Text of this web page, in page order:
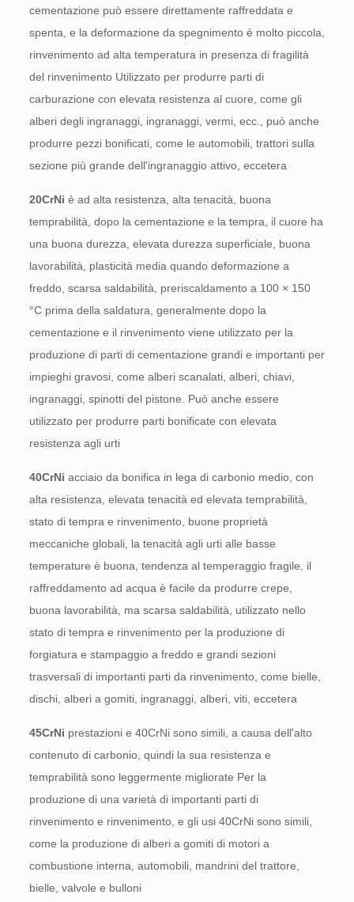
cementazione può essere direttamente raffreddata e
spenta, e la deformazione da spegnimento è molto piccola,
rinvenimento ad alta temperatura in presenza di fragilità
del rinvenimento Utilizzato per produrre parti di
carburazione con elevata resistenza al cuore, come gli
alberi degli ingranaggi, ingranaggi, vermi, ecc., può anche
produrre pezzi bonificati, come le automobili, trattori sulla
sezione più grande dell'ingranaggio attivo, eccetera
20CrNi è ad alta resistenza, alta tenacità, buona
temprabilità, dopo la cementazione e la tempra, il cuore ha
una buona durezza, elevata durezza superficiale, buona
lavorabilità, plasticità media quando deformazione a
freddo, scarsa saldabilità, preriscaldamento a 100 × 150
°C prima della saldatura, generalmente dopo la
cementazione e il rinvenimento viene utilizzato per la
produzione di parti di cementazione grandi e importanti per
impieghi gravosi, come alberi scanalati, alberi, chiavi,
ingranaggi, spinotti del pistone. Può anche essere
utilizzato per produrre parti bonificate con elevata
resistenza agli urti
40CrNi acciaio da bonifica in lega di carbonio medio, con
alta resistenza, elevata tenacità ed elevata temprabilità,
stato di tempra e rinvenimento, buone proprietà
meccaniche globali, la tenacità agli urti alle basse
temperature è buona, tendenza al temperaggio fragile, il
raffreddamento ad acqua è facile da produrre crepe,
buona lavorabilità, ma scarsa saldabilità, utilizzato nello
stato di tempra e rinvenimento per la produzione di
forgiatura e stampaggio a freddo e grandi sezioni
trasversali di importanti parti da rinvenimento, come bielle,
dischi, alberi a gomiti, ingranaggi, alberi, viti, eccetera
45CrNi prestazioni e 40CrNi sono simili, a causa dell'alto
contenuto di carbonio, quindi la sua resistenza e
temprabilità sono leggermente migliorate Per la
produzione di una varietà di importanti parti di
rinvenimento e rinvenimento, e gli usi 40CrNi sono simili,
come la produzione di alberi a gomiti di motori a
combustione interna, automobili, mandrini del trattore,
bielle, valvole e bulloni